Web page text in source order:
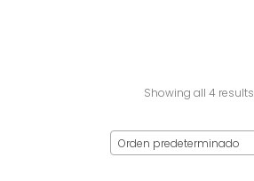
Showing all 4 results
Orden predeterminado